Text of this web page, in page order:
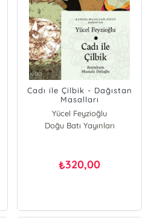
Cadı ile Çilbik - Dağıstan
Masalları
Yücel Feyzioğlu
Doğu Batı Yayınları
₺320,00